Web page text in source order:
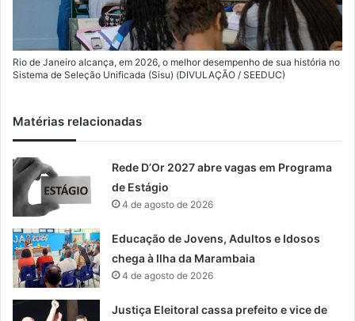
Rio de Janeiro alcança, em 2026, o melhor desempenho de sua história no
Sistema de Seleção Unificada (Sisu) (DIVULAÇÃO / SEEDUC)
Matérias relacionadas
Rede D’Or 2027 abre vagas em Programa
de Estágio
4 de agosto de 2026
Educação de Jovens, Adultos e Idosos
chega à Ilha da Marambaia
4 de agosto de 2026
Justiça Eleitoral cassa prefeito e vice de